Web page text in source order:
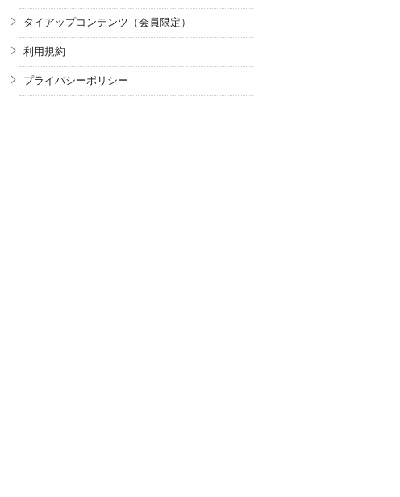
タイアップコンテンツ（会員限定）
利用規約
プライバシーポリシー